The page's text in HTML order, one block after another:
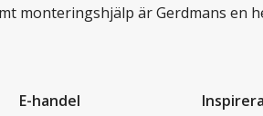
monteringshjälp är Gerdmans en
E-handel